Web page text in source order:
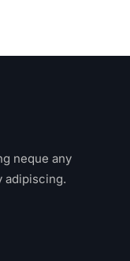
neque any
adipiscing.